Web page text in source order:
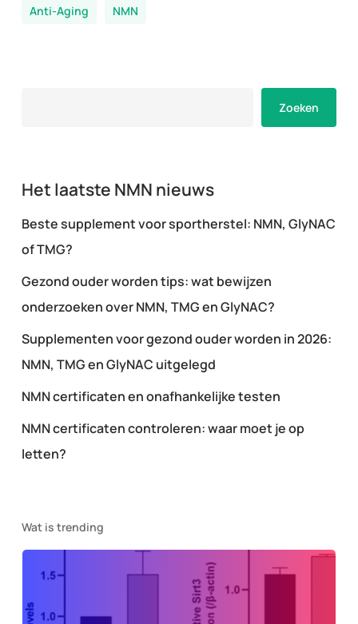
Anti-Aging NMN
Zoeken
Het laatste NMN nieuws
Beste supplement voor sportherstel: NMN, GlyNAC
of TMG?
Gezond ouder worden tips: wat bewijzen
onderzoeken over NMN, TMG en GlyNAC?
Supplementen voor gezond ouder worden in 2026:
NMN, TMG en GlyNAC uitgelegd
NMN certificaten en onafhankelijke testen
NMN certificaten controleren: waar moet je op
letten?
Wat is trending